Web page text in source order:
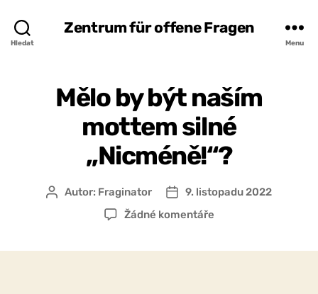
Hledat
Zentrum für offene Fragen
Menu
Mělo by být naším
mottem silné
„Nicméně!“?
AutorAutor: Fraginator
Datum
příspěvku
9. listopadu 2022
Žádné komentářeu